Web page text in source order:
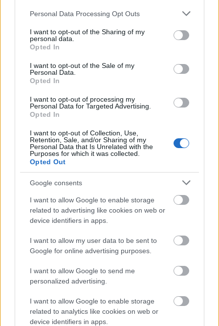
Please note that this website/app uses one or more Google
not limited to your visit or usage behaviour. You may click to
grant or deny consent to Google and its third-party tags to
use your data for below specified purposes in below Google
consent section.
Personal Data Processing Opt Outs
I want to opt-out of the Sharing of my
personal data.
Opted In
I want to opt-out of the Sale of my
Personal Data.
Opted In
I want to opt-out of processing my
Personal Data for Targeted Advertising.
Opted In
I want to opt-out of Collection, Use,
Retention, Sale, and/or Sharing of my
Personal Data that Is Unrelated with the
Purposes for which it was collected.
Opted Out
Google consents
I want to allow Google to enable storage
related to advertising like cookies on web or
device identifiers in apps.
I want to allow my user data to be sent to
Google for online advertising purposes.
I want to allow Google to send me
personalized advertising.
I want to allow Google to enable storage
related to analytics like cookies on web or
device identifiers in apps.
LaLiga HYPERMOTION ha completado ya la primera vuelta del
campeonato. Repasamos los 5 mejores jugadores de Comunio de
Segunda tras 21 jornadas disputadas.
Leer más »
Los sancionados de la jornada 38: ¿Quiénes suplirán a De Paul &
30. mayo 2023 Por Jesus Gallo
ellos Rodrigo de Paul y Marcos Acuña. ¿Quiénes les reemplazarán en
sus respectivos equipos?